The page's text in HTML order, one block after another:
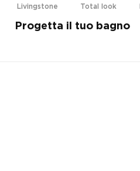
Livingstone Total look
Progetta il tuo bagno